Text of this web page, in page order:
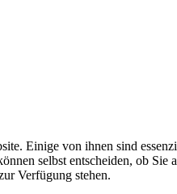
Einige von ihnen sind
selbst entscheiden, ob
Verfügung stehen.